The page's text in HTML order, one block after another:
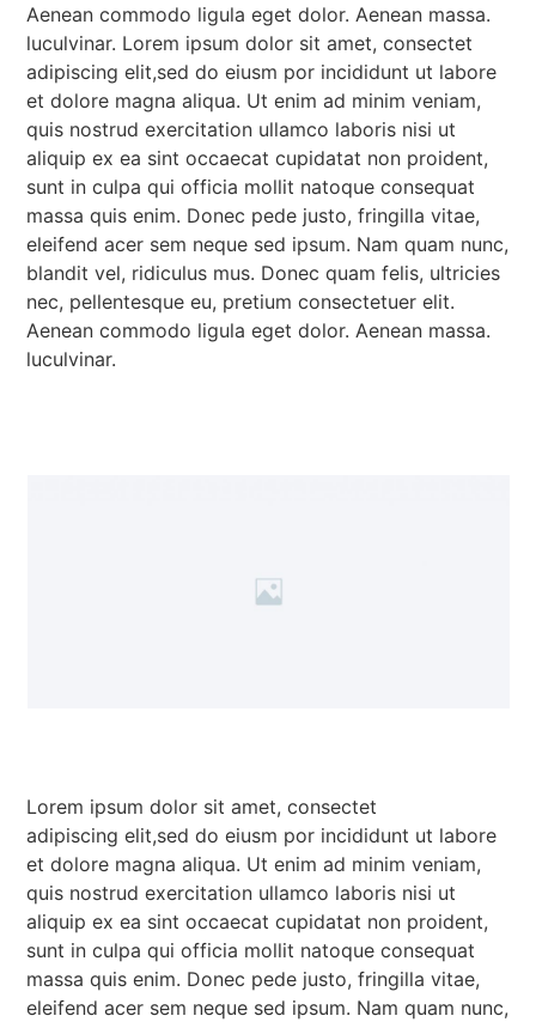
Aenean commodo ligula eget dolor. Aenean massa.
luculvinar. Lorem ipsum dolor sit amet, consectet
adipiscing elit,sed do eiusm por incididunt ut labore
et dolore magna aliqua. Ut enim ad minim veniam,
quis nostrud exercitation ullamco laboris nisi ut
aliquip ex ea sint occaecat cupidatat non proident,
sunt in culpa qui officia mollit natoque consequat
massa quis enim. Donec pede justo, fringilla vitae,
eleifend acer sem neque sed ipsum. Nam quam nunc,
blandit vel, ridiculus mus. Donec quam felis, ultricies
nec, pellentesque eu, pretium consectetuer elit.
Aenean commodo ligula eget dolor. Aenean massa.
luculvinar.
Lorem ipsum dolor sit amet, consectet
adipiscing elit,sed do eiusm por incididunt ut labore
et dolore magna aliqua. Ut enim ad minim veniam,
quis nostrud exercitation ullamco laboris nisi ut
aliquip ex ea sint occaecat cupidatat non proident,
sunt in culpa qui officia mollit natoque consequat
massa quis enim. Donec pede justo, fringilla vitae,
eleifend acer sem neque sed ipsum. Nam quam nunc,